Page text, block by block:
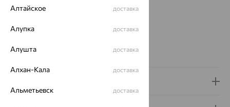
Металл:Золото
Проба:
Вид вставки:
Алтайское доставка
Алупка доставка
Алушта доставка
Алхан-Кала доставка
Альметьевск доставка